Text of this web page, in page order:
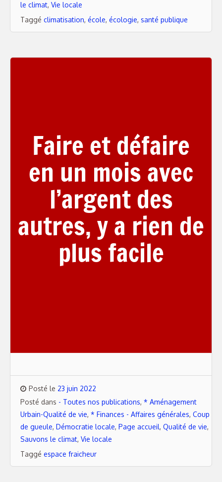
le climat, Vie locale
Taggé climatisation, école, écologie, santé publique
Faire et défaire
en un mois avec
l’argent des
autres, y a rien de
plus facile
Posté le 23 juin 2022
Posté dans - Toutes nos publications, * Aménagement
Urbain-Qualité de vie, * Finances - Affaires générales, Coup
de gueule, Démocratie locale, Page accueil, Qualité de vie,
Sauvons le climat, Vie locale
Taggé espace fraicheur